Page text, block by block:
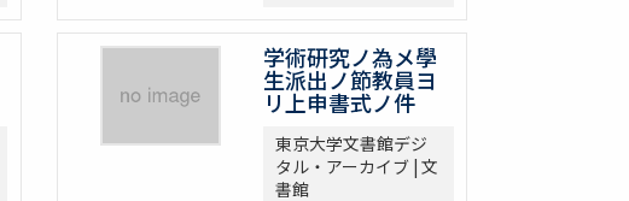
学術研究ノ為メ學
生派出ノ節教員ヨ
リ上申書式ノ件
東京大学文書館デジ
タル・アーカイブ | 文
書館